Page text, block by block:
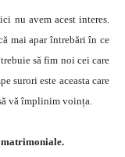
nu avem acest interes.
mai apar întrebări în ce
să fim noi cei care
surori este aceasta care
vă împlinim voința.
matrimoniale.